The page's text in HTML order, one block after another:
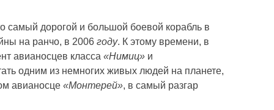
самый дорогой и большой боевой корабль в
на ранчо, в 2006году. К этому времени, в
авианосцев класса«Нимиц» и
одним из немногих живых людей на планете,
авианосце«Монтерей», в самый разгар